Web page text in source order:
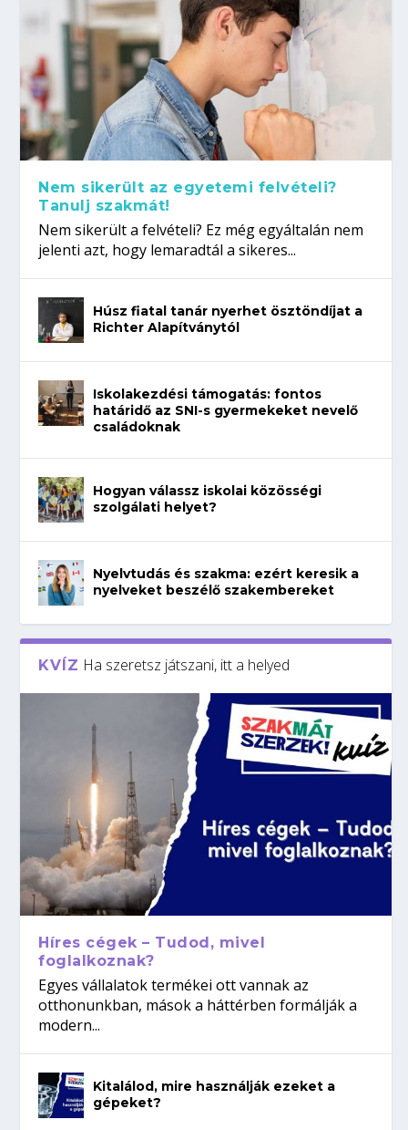
Nem sikerült az egyetemi felvételi?
Tanulj szakmát!
Nem sikerült a felvételi? Ez még egyáltalán nem
jelenti azt, hogy lemaradtál a sikeres...
Húsz fiatal tanár nyerhet ösztöndíjat a
Richter Alapítványtól
Iskolakezdési támogatás: fontos
határidő az SNI-s gyermekeket nevelő
családoknak
Hogyan válassz iskolai közösségi
szolgálati helyet?
Nyelvtudás és szakma: ezért keresik a
nyelveket beszélő szakembereket
KVÍZ Ha szeretsz játszani, itt a helyed
Híres cégek – Tudod, mivel
foglalkoznak?
Egyes vállalatok termékei ott vannak az
otthonunkban, mások a háttérben formálják a
modern...
Kitalálod, mire használják ezeket a
gépeket?